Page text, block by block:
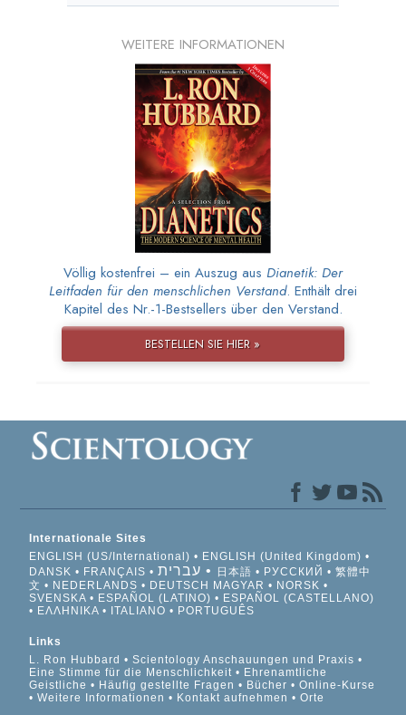
WEITERE INFORMATIONEN
Völlig kostenfrei – ein Auszug aus Dianetik: Der
Leitfaden für den menschlichen Verstand. Enthält drei
Kapitel des Nr.-1-Bestsellers über den Verstand.
BESTELLEN SIE HIER »
Internationale Sites
ENGLISH (US/International)
ENGLISH (United Kingdom)
DANSK
FRANÇAIS עברית 日本語 РУССКИЙ
繁體中
文
NEDERLANDS DEUTSCH MAGYAR
NORSK
SVENSKA
ESPAÑOL (LATINO)
ESPAÑOL (CASTELLANO)
ΕΛΛΗΝΙΚA
ITALIANO PORTUGUÊS
Links
L. Ron Hubbard
Scientology Anschauungen und Praxis
Eine Stimme für die Menschlichkeit
Ehrenamtliche
Geistliche
Häufig gestellte Fragen Bücher
Online-Kurse
Weitere Informationen
Kontakt aufnehmen Orte